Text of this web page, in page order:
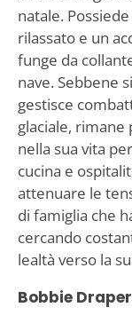
natale.
rilassato e un
funge da
nave. Sebbene
gestisce
glaciale,
nella sua vita
cucina e
attenuare le
di famiglia che
cercando
lealtà verso la
Bobbie Draper